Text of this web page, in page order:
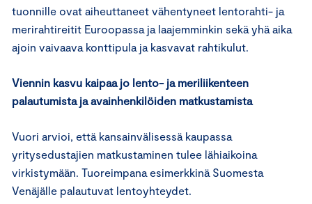
tuonnille ovat aiheuttaneet vähentyneet lentorahti- ja
merirahtireitit Euroopassa ja laajemminkin sekä yhä aika
ajoin vaivaava konttipula ja kasvavat rahtikulut.
Viennin kasvu kaipaa jo lento- ja meriliikenteen
palautumista ja avainhenkilöiden matkustamista
Vuori arvioi, että kansainvälisessä kaupassa
yritysedustajien matkustaminen tulee lähiaikoina
virkistymään. Tuoreimpana esimerkkinä Suomesta
Venäjälle palautuvat lentoyhteydet.